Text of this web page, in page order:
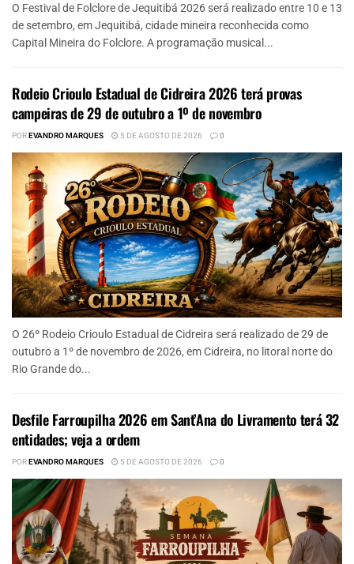
O Festival de Folclore de Jequitibá 2026 será realizado entre 10 e 13
de setembro, em Jequitibá, cidade mineira reconhecida como
Capital Mineira do Folclore. A programação musical...
Rodeio Crioulo Estadual de Cidreira 2026 terá provas
campeiras de 29 de outubro a 1º de novembro
POREVANDRO MARQUES 5 DE AGOSTO DE 2026 0
O 26º Rodeio Crioulo Estadual de Cidreira será realizado de 29 de
outubro a 1º de novembro de 2026, em Cidreira, no litoral norte do
Rio Grande do...
Desfile Farroupilha 2026 em Sant’Ana do Livramento terá 32
entidades; veja a ordem
POREVANDRO MARQUES 5 DE AGOSTO DE 2026 0